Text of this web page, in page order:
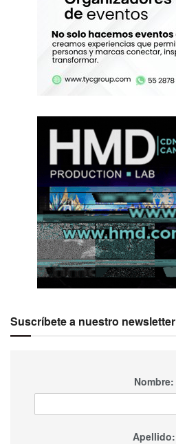
Suscríbete a nuestro newsletter
Nombre:
Apellido: